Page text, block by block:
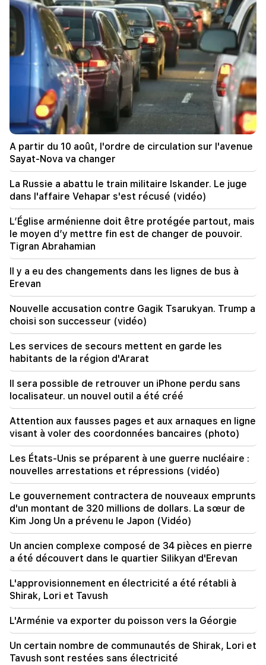
Le détroit d'Ormuz pourrait perdre son
importance stratégique
20:30
Hayk Konjoryan est le prochain après Alen
Simonyan. Le CP organise des "prunes" à son
sujet (vidéo)
20:17
A partir du 10 août, l'ordre de circulation sur
l'avenue Sayat-Nova va changer
20:00
C'était une fierté indescriptible lorsque l'hymne
Andreassian
19:50
La Russie a abattu le train militaire Iskander. Le
juge dans l'affaire Vehapar s'est récusé (vidéo)
Le juge était arménien. Narek Karapetian
Peut-être que le courrier ne fonctionne pas
bien. Mgr Nathan sur le silence du patriarche de
Constantinople
19:01
Aux USA, Facebook et Instagram ont été
condamnés à une amende de 567 millions de
dollars
18:51
Le transfert illégal de 16 millions de roubles vers
l'Arménie a été suspendu à Minvodi
18:30
4 millions 454 mille drams seront confisqués à
l'ancien chef de la communauté de Tatev, Murad
Simonyan
18:19
La Biélorussie n’a pas le système de gestion de
l’URSS. Loukachenko
09:45
L’Église arménienne doit être protégée partout,
mais le moyen d’y mettre fin est de changer de
pouvoir. Tigran Abrahamian
09:28
Ils tenteront de gagner le cœur de Sassoon.
A partir du 10 août, l'ordre de circulation sur l'avenue
Sayat-Nova va changer
La Russie a abattu le train militaire Iskander. Le juge
dans l'affaire Vehapar s'est récusé (vidéo)
L’Église arménienne doit être protégée partout, mais
le moyen d’y mettre fin est de changer de pouvoir.
Tigran Abrahamian
Il y a eu des changements dans les lignes de bus à
Erevan
Nouvelle accusation contre Gagik Tsarukyan. Trump a
choisi son successeur (vidéo)
Les services de secours mettent en garde les
habitants de la région d'Ararat
Il sera possible de retrouver un iPhone perdu sans
localisateur. un nouvel outil a été créé
Attention aux fausses pages et aux arnaques en ligne
visant à voler des coordonnées bancaires (photo)
Les États-Unis se préparent à une guerre nucléaire :
nouvelles arrestations et répressions (vidéo)
Le gouvernement contractera de nouveaux emprunts
d'un montant de 320 millions de dollars. La sœur de
Kim Jong Un a prévenu le Japon (Vidéo)
Un ancien complexe composé de 34 pièces en pierre
a été découvert dans le quartier Silikyan d'Erevan
L'approvisionnement en électricité a été rétabli à
Shirak, Lori et Tavush
L'Arménie va exporter du poisson vers la Géorgie
Un certain nombre de communautés de Shirak, Lori et
Tavush sont restées sans électricité